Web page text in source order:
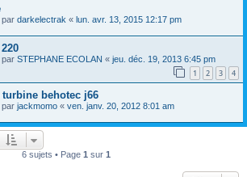
par darkelectrak « lun. avr. 13, 2015 12:17 pm
par STEPHANE ECOLAN « jeu. déc. 19, 2013 6:45 pm
1 2 3 4
turbine behotec j66
par jackmomo « ven. janv. 20, 2012 8:01 am
6 sujets • Page 1 sur 1